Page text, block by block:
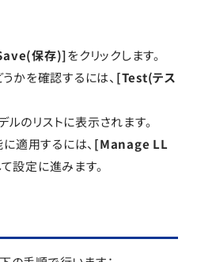
保存)]をクリックします。
かを確認するには、 [Test(テス
のリストに表示されます。
適用するには、 [Manage LL
設定に進みます。